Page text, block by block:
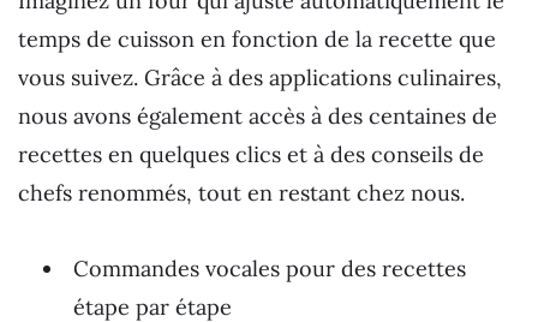
temps de cuisson en fonction de la recette que
vous suivez. Grâce à des applications culinaires,
nous avons également accès à des centaines de
recettes en quelques clics et à des conseils de
chefs renommés, tout en restant chez nous.
Commandes vocales pour des recettes
étape par étape